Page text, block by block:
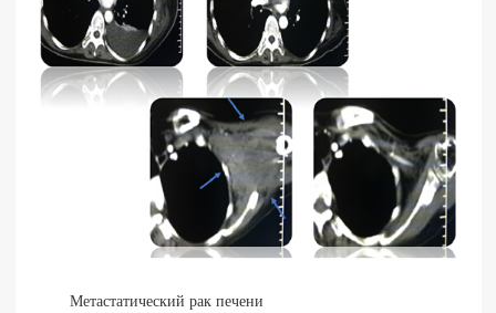
Метастатический рак печени